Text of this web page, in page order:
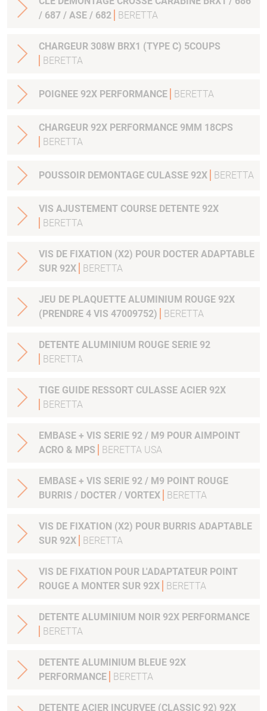
/ 687 / ASE / 682
BERETTA
CHARGEUR 308W BRX1 (TYPE C) 5COUPS
BERETTA
POIGNEE 92X PERFORMANCE BERETTA
CHARGEUR 92X PERFORMANCE 9MM 18CPS
BERETTA
POUSSOIR DEMONTAGE CULASSE 92X BERETTA
VIS AJUSTEMENT COURSE DETENTE 92X
BERETTA
VIS DE FIXATION (X2) POUR DOCTER ADAPTABLE
SUR 92X
BERETTA
JEU DE PLAQUETTE ALUMINIUM ROUGE 92X
(PRENDRE 4 VIS 47009752)
BERETTA
DETENTE ALUMINIUM ROUGE SERIE 92
BERETTA
TIGE GUIDE RESSORT CULASSE ACIER 92X
BERETTA
EMBASE + VIS SERIE 92 / M9 POUR AIMPOINT
ACRO & MPS
BERETTA USA
EMBASE + VIS SERIE 92 / M9 POINT ROUGE
BURRIS / DOCTER / VORTEX
BERETTA
VIS DE FIXATION (X2) POUR BURRIS ADAPTABLE
SUR 92X
BERETTA
VIS DE FIXATION POUR L'ADAPTATEUR POINT
ROUGE A MONTER SUR 92X
BERETTA
DETENTE ALUMINIUM NOIR 92X PERFORMANCE
BERETTA
DETENTE ALUMINIUM BLEUE 92X
PERFORMANCE
BERETTA
DETENTE ACIER INCURVEE (CLASSIC 92) 92X